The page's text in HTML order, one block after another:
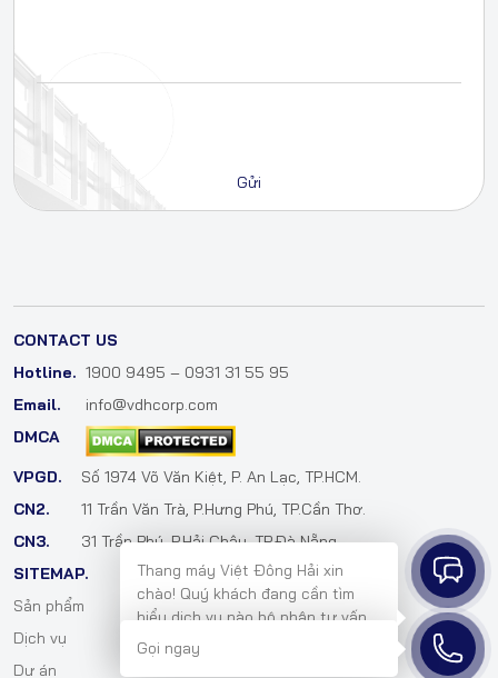
CONTACT US
Hotline. 1900 9495 – 0931 31 55 95
Email.
info@vdhcorp.com
DMCA
VPGD.
Số 1974 Võ Văn Kiệt, P. An Lạc, TP.HCM.
CN2.
11 Trần Văn Trà, P.Hưng Phú, TP.Cần Thơ.
CN3.
31 Trần Phú, P.Hải Châu, TP.Đà Nẵng.
SITEMAP.
Sản phẩm
Cẩm nang
Dịch vụ
Dự án
Thang máy Việt Đông Hải xin
chào! Quý khách đang cần tìm
hiểu dịch vụ nào bộ phận tư vấn
bên em sẽ hỗ trợ mình ngay ạ!
Gọi ngay